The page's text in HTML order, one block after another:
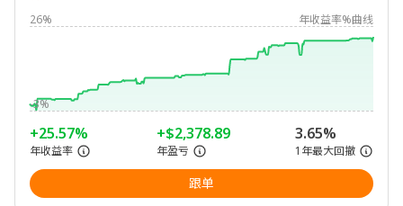
26%
年收益率%曲线
-3%
+25.57%
年收益率
+$2,378.89
年盈亏
3.65%
1年最大回撤
跟单